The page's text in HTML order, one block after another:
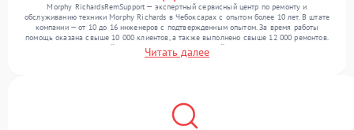
Morphy RichardsRemSupport — экспертный сервисный центр по ремонту и
обслуживанию техники Morphy Richards в Чебоксарах с опытом более 10 лет. В штате
компании — от 10 до 16 инженеров с подтвержденным опытом. За время работы
помощь оказана свыше 10 000 клиентов, а также выполнено свыше 12 000 ремонтов.
Ежемесячно в сервисный центр поступает от 300 устройств, включая , , . Мы работаем
с широким спектром неисправностей и обеспечиваем надежный результат благодаря
Читать далее